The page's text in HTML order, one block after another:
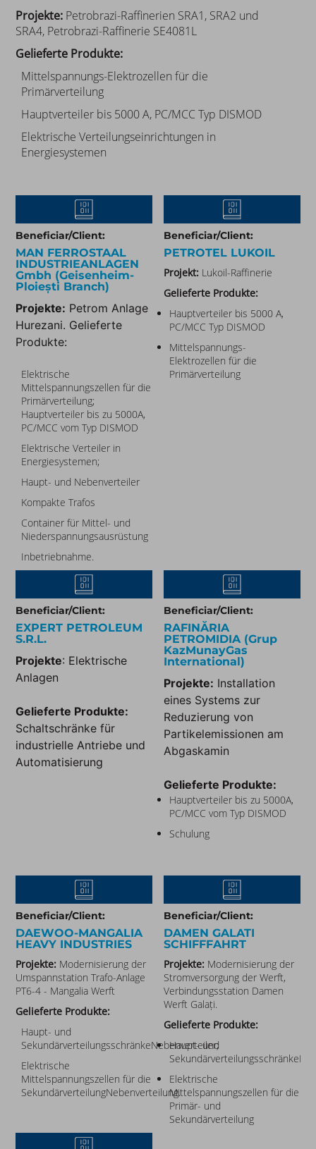
Projekte: Petrobrazi-Raffinerien SRA1, SRA2 und
SRA4, Petrobrazi-Raffinerie SE4081L
Gelieferte Produkte:
Mittelspannungs-Elektrozellen für die
Primärverteilung
Hauptverteiler bis 5000 A, PC/MCC Typ DISMOD
Elektrische Verteilungseinrichtungen in
Energiesystemen
Beneficiar/Client:
MAN FERROSTAAL
INDUSTRIEANLAGEN
Gmbh (Geisenheim-
Ploiești Branch)​
Projekte: Petrom Anlage
Hurezani. Gelieferte
Produkte:
Elektrische
Mittelspannungszellen für die
Primärverteilung;
Hauptverteiler bis zu 5000A,
PC/MCC vom Typ DISMOD
Elektrische Verteiler in
Energiesystemen;
Haupt- und Nebenverteiler
Kompakte Trafos
Container für Mittel- und
Niederspannungsausrüstung
Inbetriebnahme.
Beneficiar/Client:
PETROTEL LUKOIL​
Projekt: Lukoil-Raffinerie
Gelieferte Produkte:
Hauptverteiler bis 5000 A,
PC/MCC Typ DISMOD
Mittelspannungs-
Elektrozellen für die
Primärverteilung
Beneficiar/Client:
EXPERT PETROLEUM
S.R.L.
Projekte: Elektrische
Anlagen
Gelieferte Produkte:
Schaltschränke für
industrielle Antriebe und
Automatisierung
Beneficiar/Client:
RAFINĂRIA
PETROMIDIA (Grup
KazMunayGas
International)​
Projekte: Installation
eines Systems zur
Reduzierung von
Partikelemissionen am
Abgaskamin
Gelieferte Produkte:
Hauptverteiler bis zu 5000A,
PC/MCC vom Typ DISMOD
Schulung
Beneficiar/Client:
DAEWOO-MANGALIA
HEAVY INDUSTRIES​
Projekte: Modernisierung der
Umspannstation Trafo-Anlage
PT6-4 - Mangalia Werft
Gelieferte Produkte:
Haupt- und
SekundärverteilungsschränkeNebenverteiler;
Elektrische
Mittelspannungszellen für die
SekundärverteilungNebenverteilung.
Beneficiar/Client:
DAMEN GALATI
SCHIFFFAHRT
Projekte: Modernisierung der
Stromversorgung der Werft,
Verbindungsstation Damen
Werft Galați.
Gelieferte Produkte:
Haupt- und
Elektrische
Mittelspannungszellen für die
Primär- und
Sekundärverteilung